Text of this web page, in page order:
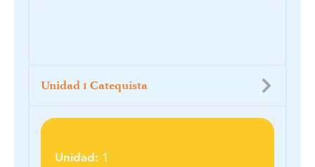
Unidad 1 Catequista
Unidad: 1